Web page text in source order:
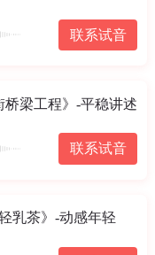
联系试音
梁工程》-平稳讲述
联系试音
乳茶》-动感年轻